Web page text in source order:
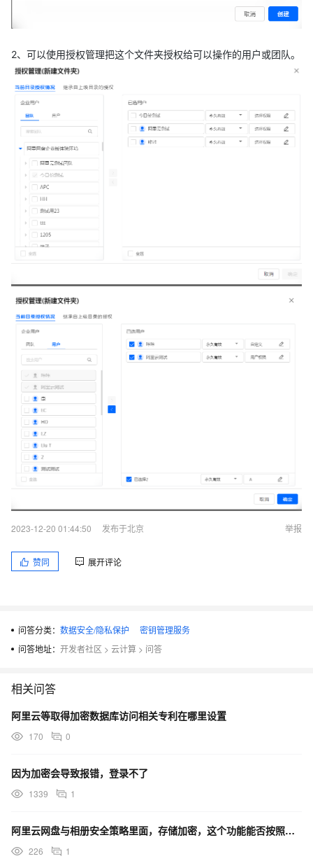
2、可以使用授权管理把这个文件夹授权给可以操作的用户或团队。
2023-12-20 01:44:50 发布于北京 举报
赞同 展开评论
问答分类： 数据安全/隐私保护
密钥管理服务
问答地址： 开发者社区 > 云计算 > 问答
相关问答
阿里云等取得加密数据库访问相关专利在哪里设置
170 0
因为加密会导致报错，登录不了
1339 1
阿里云网盘与相册安全策略里面，存储加密，这个功能能否按照团队来启用？
226 1